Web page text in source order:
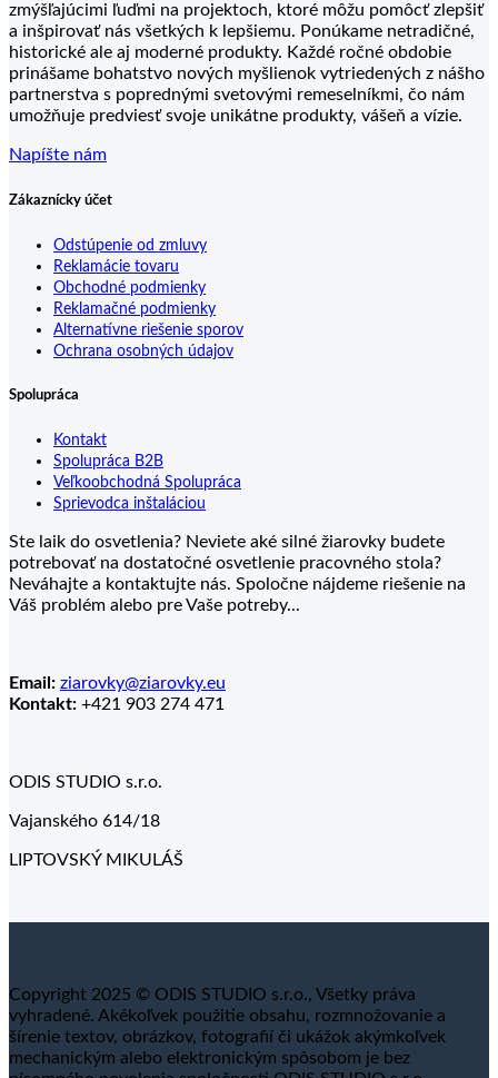
zmýšľajúcimi ľuďmi na projektoch, ktoré môžu pomôcť zlepšiť
a inšpirovať nás všetkých k lepšiemu. Ponúkame netradičné,
historické ale aj moderné produkty. Každé ročné obdobie
prinášame bohatstvo nových myšlienok vytriedených z nášho
partnerstva s poprednými svetovými remeselníkmi, čo nám
umožňuje predviesť svoje unikátne produkty, vášeň a vízie.
Napíšte nám
Zákaznícky účet
Odstúpenie od zmluvy
Reklamácie tovaru
Obchodné podmienky
Reklamačné podmienky
Alternatívne riešenie sporov
Ochrana osobných údajov
Spolupráca
Kontakt
Spolupráca B2B
Veľkoobchodná Spolupráca
Sprievodca inštaláciou
Ste laik do osvetlenia? Neviete aké silné žiarovky budete
potrebovať na dostatočné osvetlenie pracovného stola?
Neváhajte a kontaktujte nás. Spoločne nájdeme riešenie na
Váš problém alebo pre Vaše potreby...
Email: ziarovky@ziarovky.eu
Kontakt: +421 903 274 471
ODIS STUDIO s.r.o.
Vajanského 614/18
LIPTOVSKÝ MIKULÁŠ
Copyright 2025 © ODIS STUDIO s.r.o., Všetky práva
vyhradené. Akékoľvek použitie obsahu, rozmnožovanie a
šírenie textov, obrázkov, fotografií či ukážok akýmkoľvek
mechanickým alebo elektronickým spôsobom je bez